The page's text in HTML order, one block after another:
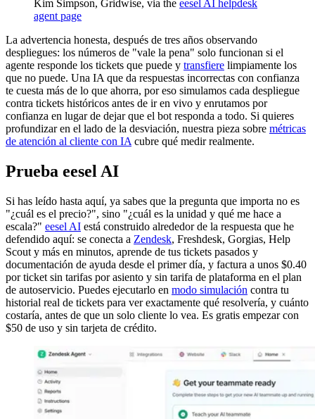
Kim Simpson, Gridwise, via the eesel AI helpdesk
agent page
La advertencia honesta, después de tres años observando
despliegues: los números de "vale la pena" solo funcionan si el
agente responde los tickets que puede y transfiere limpiamente los
que no puede. Una IA que da respuestas incorrectas con confianza
te cuesta más de lo que ahorra, por eso simulamos cada despliegue
contra tickets históricos antes de ir en vivo y enrutamos por
confianza en lugar de dejar que el bot responda a todo. Si quieres
profundizar en el lado de la desviación, nuestra pieza sobre métricas
de atención al cliente con IA cubre qué medir realmente.
Prueba eesel AI
Si has leído hasta aquí, ya sabes que la pregunta que importa no es
"¿cuál es el precio?", sino "¿cuál es la unidad y qué me hace a
escala?" eesel AI está construido alrededor de la respuesta que he
defendido aquí: se conecta a Zendesk, Freshdesk, Gorgias, Help
Scout y más en minutos, aprende de tus tickets pasados y
documentación de ayuda desde el primer día, y factura a unos $0.40
por ticket sin tarifas por asiento y sin tarifa de plataforma en el plan
de autoservicio. Puedes ejecutarlo en modo simulación contra tu
historial real de tickets para ver exactamente qué resolvería, y cuánto
costaría, antes de que un solo cliente lo vea. Es gratis empezar con
$50 de uso y sin tarjeta de crédito.